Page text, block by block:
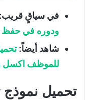
في سياقٍ قريب:
ودوره في
شاهد أيضاً:
للموظف اكسل
تحميل نموذج